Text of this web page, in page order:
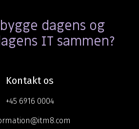
dagens og
IT sammen?
Kontakt os
+45 6916 0004